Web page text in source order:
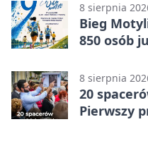
8 sierpnia
Bieg
850 osób
8 sierpnia
20
Pierwszy